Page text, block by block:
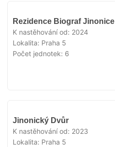
Rezidence Biograf Jinonice
K nastěhování od: 2024
Lokalita: Praha 5
Počet jednotek: 6
Jinonický Dvůr
K nastěhování od: 2023
Lokalita: Praha 5